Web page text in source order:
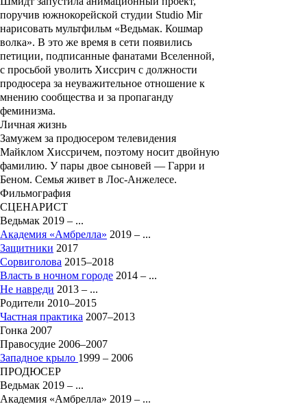
поручив южнокорейской студии Studio Mir
нарисовать мультфильм «Ведьмак. Кошмар
волка». В это же время в сети появились
петиции, подписанные фанатами Вселенной,
с просьбой уволить Хиссрич с должности
продюсера за неуважительное отношение к
мнению сообщества и за пропаганду
феминизма.
Личная жизнь
Замужем за продюсером телевидения
Майклом Хиссричем, поэтому носит двойную
фамилию. У пары двое сыновей — Гарри и
Беном. Семья живет в Лос-Анжелесе.
Фильмография
СЦЕНАРИСТ
Ведьмак 2019 – ...
Академия «Амбрелла» 2019 – ...
Защитники 2017
Сорвиголова 2015–2018
Власть в ночном городе 2014 – ...
Не навреди 2013 – ...
Родители 2010–2015
Частная практика 2007–2013
Гонка 2007
Правосудие 2006–2007
Западное крыло 1999 – 2006
ПРОДЮСЕР
Ведьмак 2019 – ...
Академия «Амбрелла» 2019 – ...